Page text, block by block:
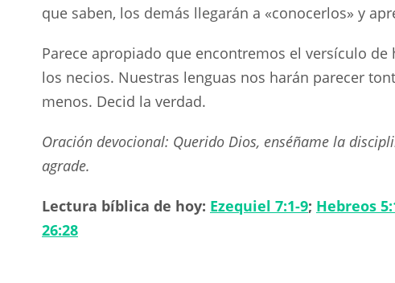
que saben, los demás llegarán a «conocerlos» y
Parece apropiado que encontremos el versículo
los necios. Nuestras lenguas nos harán parecer
menos. Decid la verdad.
Oración devocional: Querido Dios, enséñame la
agrade.
Lectura bíblica de hoy: Ezequiel 7:1-9; Hebreos
26:28